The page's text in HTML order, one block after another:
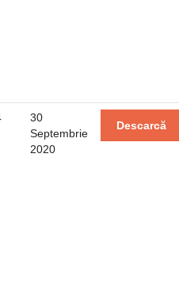
30
Septembrie
2020
Descarcă